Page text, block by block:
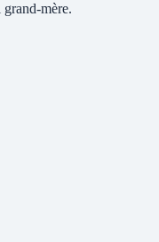
grand-mère.